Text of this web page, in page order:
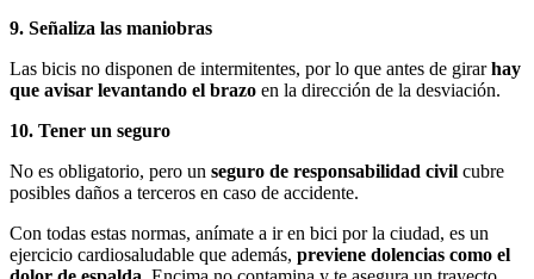
9. Señaliza las maniobras
Las bicis no disponen de intermitentes, por lo que antes de girarhay
que avisar levantando el brazo en la dirección de la desviación.
10. Tener un seguro
No es obligatorio, pero un seguro de responsabilidad civil cubre
posibles daños a terceros en caso de accidente.
Con todas estas normas, anímate a ir en bici por la ciudad, es un
ejercicio cardiosaludable que además, previene dolencias como el